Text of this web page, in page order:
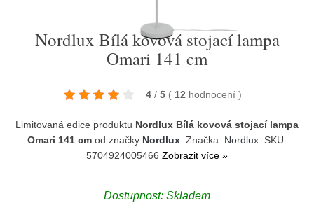
Nordlux Bílá kovová stojací lampa
Omari 141 cm
4 / 5 ( 12 hodnocení )
Limitovaná edice produktu Nordlux Bílá kovová stojací lampa
Omari 141 cm od značky Nordlux . Značka: Nordlux . SKU:
5704924005466 Zobrazit více »
Dostupnost: Skladem